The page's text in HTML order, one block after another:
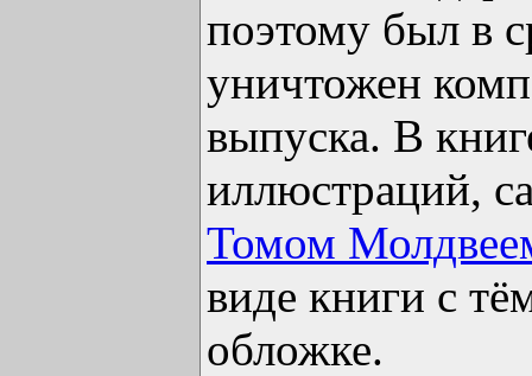
поэтому был в
уничтожен
выпуска. В
иллюстраций,
Томом
виде книги с
обложке.